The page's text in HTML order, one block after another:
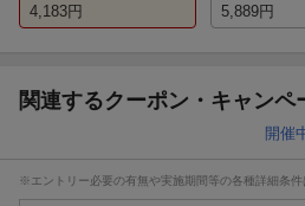
4,183円
5,889円
関連するクーポン・キャンペ
開催
※エントリー必要の有無や実施期間等の各種詳細条件